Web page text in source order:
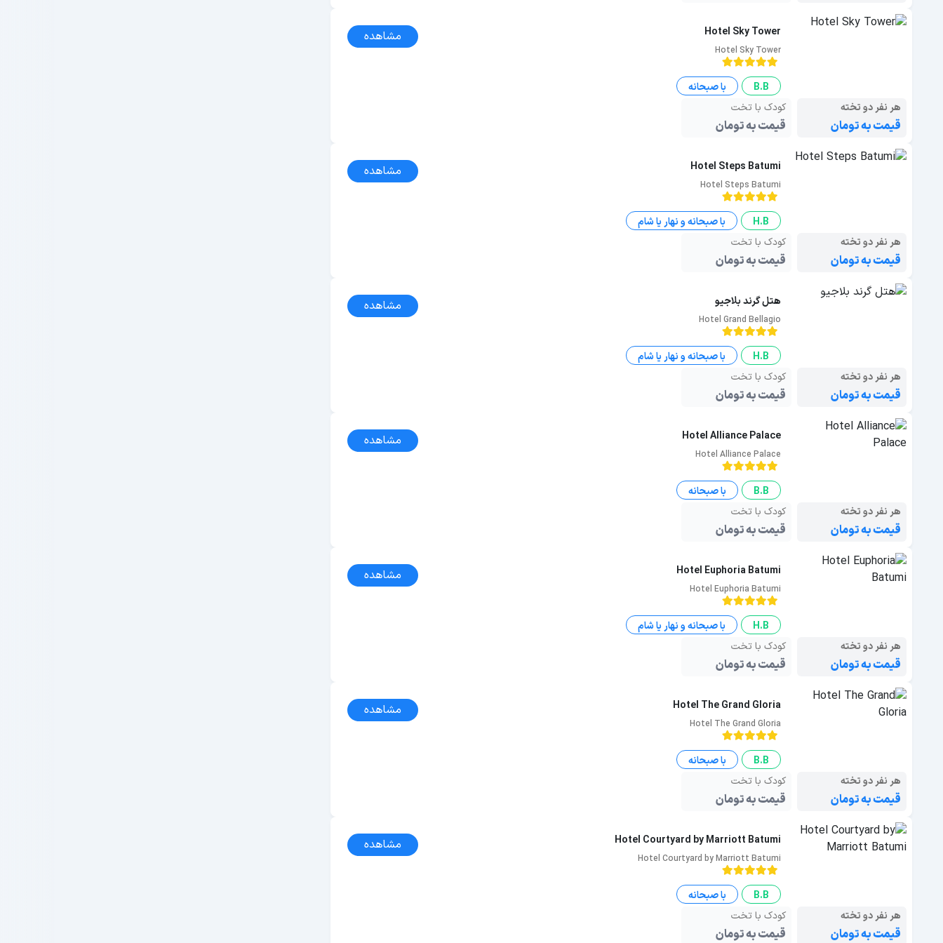
Hotel Sky Tower
Hotel Sky Tower
مشاهده
B.B
با صبحانه
هر نفر دو تخته
قیمت به تومان
کودک با تخت
قیمت به تومان
Hotel Steps Batumi
Hotel Steps Batumi
مشاهده
H.B
با صبحانه و نهار یا شام
هر نفر دو تخته
قیمت به تومان
کودک با تخت
قیمت به تومان
هتل گرند بلاجیو
Hotel Grand Bellagio
مشاهده
H.B
با صبحانه و نهار یا شام
هر نفر دو تخته
قیمت به تومان
کودک با تخت
قیمت به تومان
Hotel Alliance Palace
Hotel Alliance Palace
مشاهده
B.B
با صبحانه
هر نفر دو تخته
کودک با تخت
Hotel Euphoria Batumi
Hotel Euphoria Batumi
مشاهده
H.B
با صبحانه و نهار یا شام
هر نفر دو تخته
کودک با تخت
Hotel The Grand Gloria
Hotel The Grand Gloria
مشاهده
B.B
هر نفر دو تخته
کودک با تخت
Hotel Courtyard by Marriott Batumi
Hotel Courtyard by Marriott Batumi
مشاهده
B.B
هر نفر دو تخته
کودک با تخت